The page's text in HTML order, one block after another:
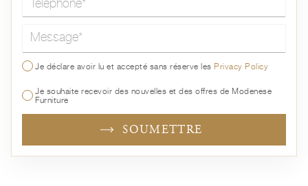
Message*
Je déclare avoir lu et accepté sans réserve lesPrivacy Policy
Je souhaite recevoir des nouvelles et des offres de Modenese
Furniture
SOUMETTRE